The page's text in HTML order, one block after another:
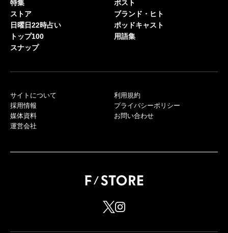
特集
ストア
日曜日22時占い
トップ100
スナップ
ポスト
ブランド・ヒト
ポッドキャスト
用語集
サイトについて
採用情報
媒体資料
運営会社
利用規約
プライバシーポリシー
お問い合わせ